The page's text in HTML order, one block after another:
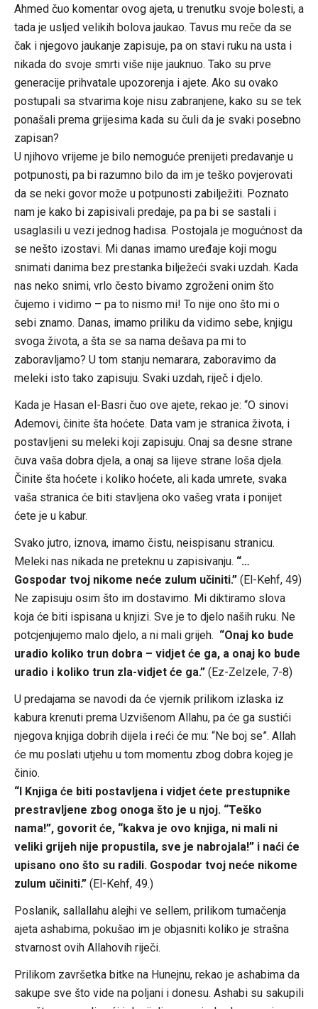
Ahmed čuo komentar ovog ajeta, u trenutku svoje bolesti, a
tada je usljed velikih bolova jaukao. Tavus mu reče da se
čak i njegovo jaukanje zapisuje, pa on stavi ruku na usta i
nikada do svoje smrti više nije jauknuo. Tako su prve
generacije prihvatale upozorenja i ajete. Ako su ovako
postupali sa stvarima koje nisu zabranjene, kako su se tek
ponašali prema grijesima kada su čuli da je svaki posebno
zapisan?
U njihovo vrijeme je bilo nemoguće prenijeti predavanje u
potpunosti, pa bi razumno bilo da im je teško povjerovati
da se neki govor može u potpunosti zabilježiti. Poznato
nam je kako bi zapisivali predaje, pa pa bi se sastali i
usaglasili u vezi jednog hadisa. Postojala je mogućnost da
se nešto izostavi. Mi danas imamo uređaje koji mogu
snimati danima bez prestanka bilježeći svaki uzdah. Kada
nas neko snimi, vrlo često bivamo zgroženi onim što
čujemo i vidimo – pa to nismo mi! To nije ono što mi o
sebi znamo. Danas, imamo priliku da vidimo sebe, knjigu
svoga života, a šta se sa nama dešava pa mi to
zaboravljamo? U tom stanju nemarara, zaboravimo da
meleki isto tako zapisuju. Svaki uzdah, riječ i djelo.
Kada je Hasan el-Basri čuo ove ajete, rekao je: “O sinovi
Ademovi, činite šta hoćete. Data vam je stranica života, i
postavljeni su meleki koji zapisuju. Onaj sa desne strane
čuva vaša dobra djela, a onaj sa lijeve strane loša djela.
Činite šta hoćete i koliko hoćete, ali kada umrete, svaka
vaša stranica će biti stavljena oko vašeg vrata i ponijet
ćete je u kabur.
Svako jutro, iznova, imamo čistu, neispisanu stranicu.
Meleki nas nikada ne preteknu u zapisivanju. “…
Gospodar tvoj nikome neće zulum učiniti.”(El-Kehf, 49)
Ne zapisuju osim što im dostavimo. Mi diktiramo slova
koja će biti ispisana u knjizi. Sve je to djelo naših ruku. Ne
potcjenjujemo malo djelo, a ni mali grijeh. “Onaj ko bude
uradio koliko trun dobra – vidjet će ga, a onaj ko bude
uradio i koliko trun zla-vidjet će ga.”(Ez-Zelzele, 7-8)
U predajama se navodi da će vjernik prilikom izlaska iz
kabura krenuti prema Uzvišenom Allahu, pa će ga sustići
njegova knjiga dobrih dijela i reći će mu: “Ne boj se”. Allah
će mu poslati utjehu u tom momentu zbog dobra kojeg je
činio.
“I Knjiga će biti postavljena i vidjet ćete prestupnike
prestravljene zbog onoga što je u njoj. “Teško
nama!”, govorit će, “kakva je ovo knjiga, ni mali ni
veliki grijeh nije propustila, sve je nabrojala!” i naći će
upisano ono što su radili. Gospodar tvoj neće nikome
zulum učiniti.”(El-Kehf, 49.)
Poslanik, sallallahu alejhi ve sellem, prilikom tumačenja
ajeta ashabima, pokušao im je objasniti koliko je strašna
stvarnost ovih Allahovih riječi.
Prilikom završetka bitke na Hunejnu, rekao je ashabima da
sakupe sve što vide na poljani i donesu. Ashabi su sakupili